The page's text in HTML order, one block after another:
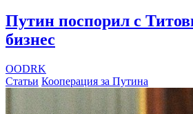
Путин поспорил с
бизнес
OODRK
Статьи Кооперация за Путина